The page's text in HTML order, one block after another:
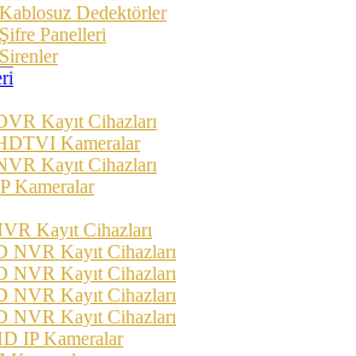
Dedektörler
Panelleri
Kayıt Cihazları
Kameralar
Kayıt Cihazları
Kameralar
Kayıt Cihazları
Kayıt Cihazları
Kayıt Cihazları
Kayıt Cihazları
Kayıt Cihazları
IP Kameralar